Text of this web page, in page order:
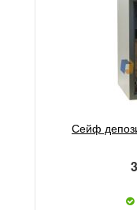
Сейф